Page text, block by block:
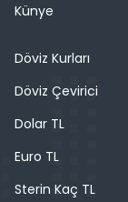
Künye
Döviz Kurları
Döviz Çevirici
Dolar TL
Euro TL
Sterin Kaç TL